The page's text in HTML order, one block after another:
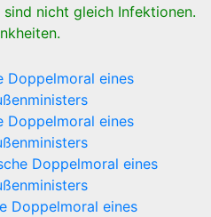
nicht gleich Infektionen.
Doppelmoral eines
Doppelmoral eines
Doppelmoral eines
Doppelmoral eines